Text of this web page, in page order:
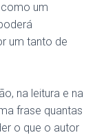
como um
um tanto de
na leitura e na
frase quantas
o que o autor